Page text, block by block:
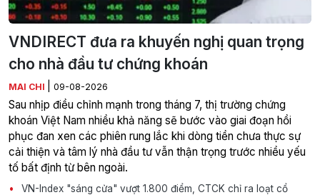
VNDIRECT đưa ra khuyến nghị quan trọng
cho nhà đầu tư chứng khoán
MAI CHI 09-08-2026
Sau nhịp điều chỉnh mạnh trong tháng 7, thị trường chứng
khoán Việt Nam nhiều khả năng sẽ bước vào giai đoạn hồi
phục đan xen các phiên rung lắc khi dòng tiền chưa thực sự
cải thiện và tâm lý nhà đầu tư vẫn thận trọng trước nhiều yếu
tố bất định từ bên ngoài.
VN-Index "sáng cửa" vượt 1.800 điểm, CTCK chỉ ra loạt cổ